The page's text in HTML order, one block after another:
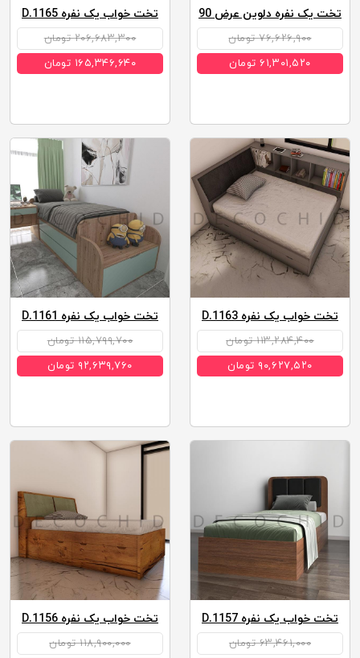
تخت خواب یک نفره D.1156
۱۱۸,۹۰۰,۰۰۰ تومان
تخت خواب یک نفره D.1157
۶۳,۴۶۱,۰۰۰ تومان
تخت خواب یک نفره D.1161
۱۱۵,۷۹۹,۷۰۰ تومان
۹۲,۶۳۹,۷۶۰ تومان
تخت خواب یک نفره D.1163
۱۱۳,۲۸۴,۴۰۰ تومان
۹۰,۶۲۷,۵۲۰ تومان
تخت خواب یک نفره D.1165
۲۰۶,۶۸۳,۳۰۰ تومان
۱۶۵,۳۴۶,۶۴۰ تومان
تخت یک نفره دلوین عرض 90
۷۶,۶۲۶,۹۰۰ تومان
۶۱,۳۰۱,۵۲۰ تومان